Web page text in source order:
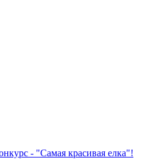
- "Самая красивая елка"!